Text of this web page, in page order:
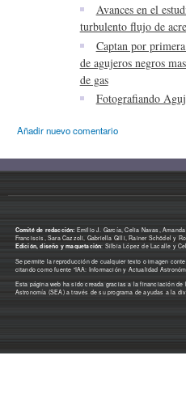
Avances en el
turbulento flujo de
Captan por
de agujeros negros
de gas
Fotografiando
Añadir nuevo comentario
Comité de redacción: Emilio J. García, Celia Navas,
Franciscis, Sara Cazzoli, Gabriella Gilli, Rainer Schödel y
Edición, diseño y maquetación: Silbia López de Lacalle y
Se permite la reproducción de cualquier texto o imagen
citando como fuente "IAA: Información y Actualidad
Esta página web ha sido creada gracias a la financiación de
Astronomía (SEA) a través de su programa de ayudas a la